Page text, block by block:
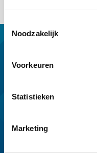
Toestemmingsselectie
Noodzakelijk
Voorkeuren
Statistieken
Marketing
Hulp van NHG
Over ons
Service en contact